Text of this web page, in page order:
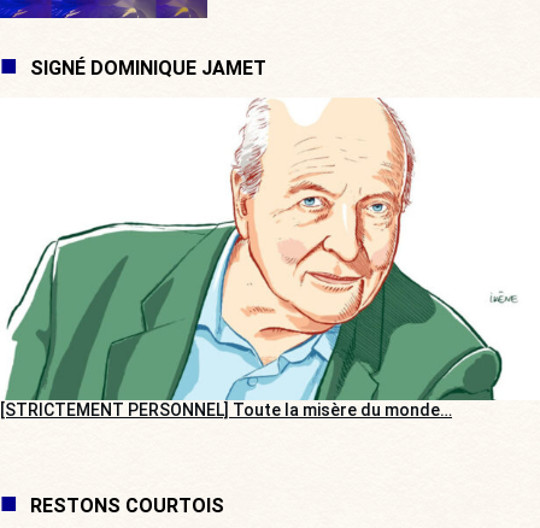
SIGNÉ DOMINIQUE JAMET
[STRICTEMENT PERSONNEL] Toute la misère du monde…
RESTONS COURTOIS